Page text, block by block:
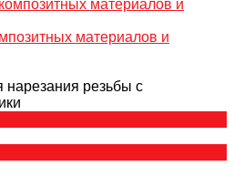
материалов и